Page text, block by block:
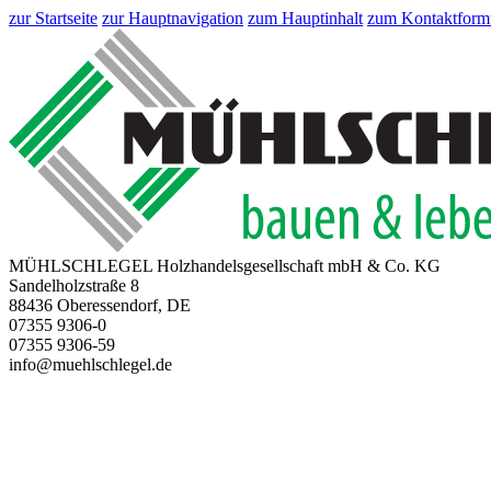
zur Startseite zur Hauptnavigation zum Hauptinhalt zum
MÜHLSCHLEGEL Holzhandelsgesellschaft mbH & Co. KG
Sandelholzstraße 8
88436 Oberessendorf, DE
07355 9306-0
07355 9306-59
info@muehlschlegel.de